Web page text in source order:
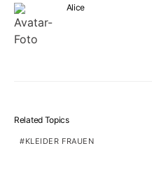
Alice
Related Topics
KLEIDER FRAUEN